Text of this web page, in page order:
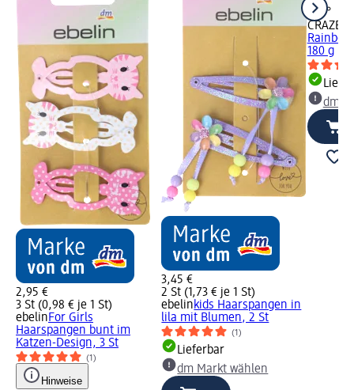
2,95 €
3 St (0,98 € je 1 St)
ebelinFor Girls
Haarspangen bunt im
Katzen-Design, 3 St
(1)
Hinweise
3,45 €
2 St (1,73 € je 1 St)
ebelinkids Haarspangen in
lila mit Blumen, 2 St
(1)
Lieferbar
dm Markt wählen
CRAZE
180 g
dm